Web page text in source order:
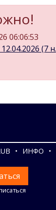
06:06:53
(7
ИНФО